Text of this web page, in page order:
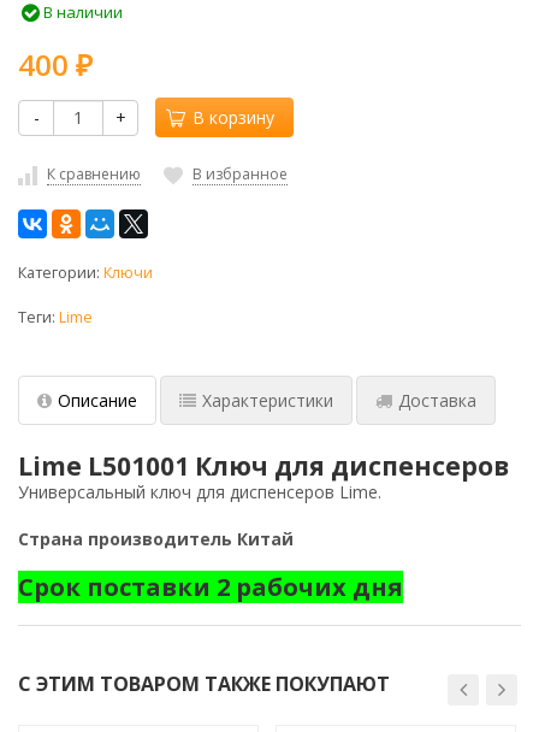
В наличии
400 ₽
- + В корзину
К сравнению В избранное
Категории: Ключи
Теги: Lime
Описание Характеристики Доставка
Lime L501001 Ключ для диспенсеров
Универсальный ключ для диспенсеров Lime.
Страна производитель Китай
Срок поставки 2 рабочих дня
С ЭТИМ ТОВАРОМ ТАКЖЕ ПОКУПАЮТ